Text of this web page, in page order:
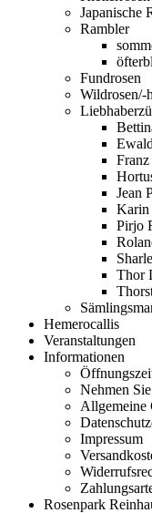
Japanische
Rambler
Fundrosen
Wildrosen/-
Jean
Karin
Pirjo
Thor
Hemerocallis
Veranstaltungen
Informationen
Nehmen
Allgemeine
Impressum
Rosenpark